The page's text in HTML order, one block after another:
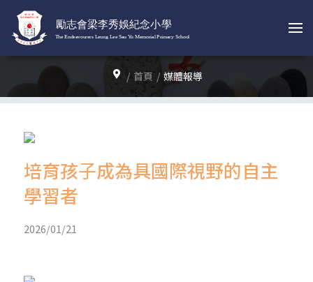
首頁 媒體報導
培育孩⼦成為具國際視野的⾃主
學習者
2026/01/21